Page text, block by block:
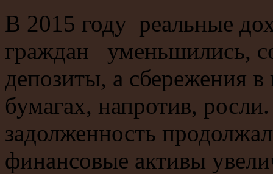
В 2015 году реальные
граждан уменьшились,
депозиты, а сбережения
бумагах, напротив,
задолженность
финансовые активы